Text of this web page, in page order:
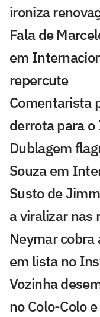
ironiza
Fala de
em
repercute
Comentarista
derrota para
Dublagem
Souza em
Susto de
a viralizar nas
Neymar
em lista no
Vozinha
no Colo-Colo